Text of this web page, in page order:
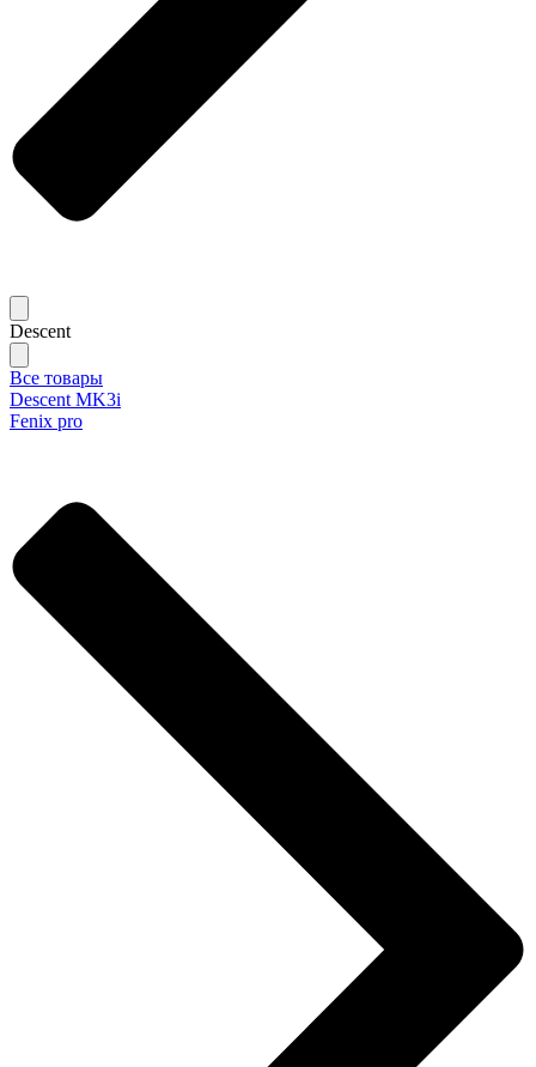
Descent
Все товары
Descent MK3i
Fenix pro